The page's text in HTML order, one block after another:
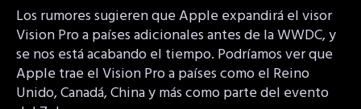
Los rumores sugieren que Apple expandirá el visor
Vision Pro a países adicionales antes de la WWDC, y
se nos está acabando el tiempo. Podríamos ver que
Apple trae el Vision Pro a países como el Reino
Unido, Canadá, China y más como parte del evento